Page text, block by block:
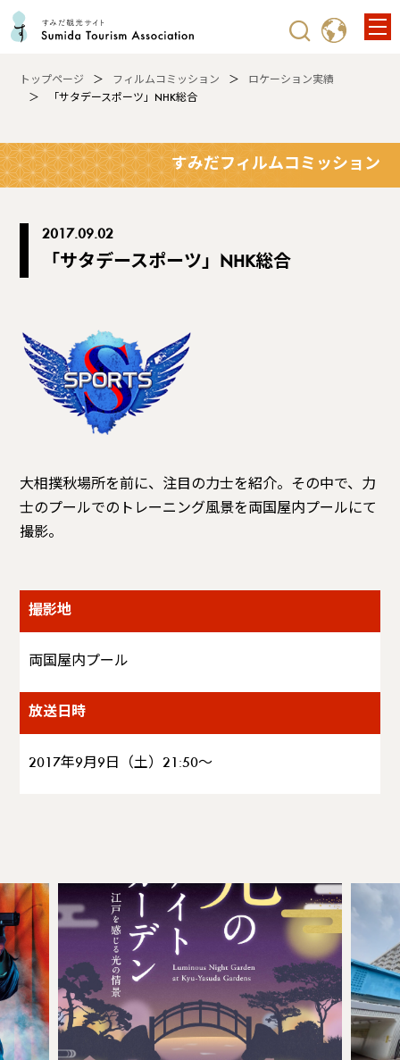
トップページ フィルムコミッション
ロケーション実績
「サタデースポーツ」NHK総合
すみだフィルムコミッション
2017.09.02
「サタデースポーツ」NHK総合
大相撲秋場所を前に、注目の力士を紹介。その中で、力
士のプールでのトレーニング風景を両国屋内プールにて
撮影。
撮影地
両国屋内プール
放送日時
2017年9月9日（土）21:50～